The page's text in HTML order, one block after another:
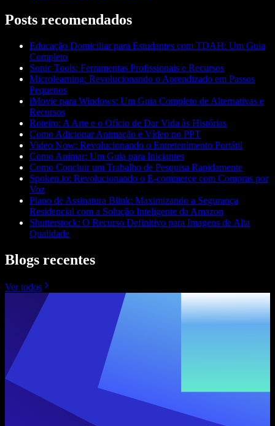
Posts recomendados
Educação Domiciliar para Estudantes com TDAH: Um Guia
Completo
Sonic Tools: Ferramentas Profissionais e Recursos
Microlearning: Revolucionando o Aprendizado em Passos
Pequenos
iMovie para Windows: Um Guia Completo de Alternativas e
Recursos
Roteiro: A Arte e o Ofício de Dar Vida às Histórias
Como Adicionar Animação e Vídeo no PPT
Video Now: Revolucionando o Entretenimento Portátil
Como Animar: Um Guia para Iniciantes
Como Concluir um Trabalho de Pesquisa Rapidamente
Spoken.io: Revolucionando o E-commerce com Compras por
Voz
Plano de Assinatura Blink: Maximizando a Segurança
Residencial com a Solução Inteligente da Amazon
Shutterstock: O Recurso Definitivo para Imagens de Alta
Qualidade
Blogs recentes
Ver todos